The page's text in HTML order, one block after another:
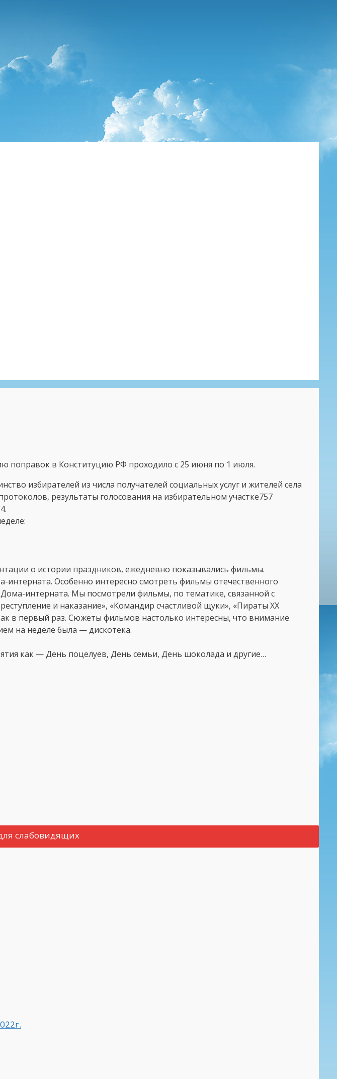
поправок в Конституцию РФ проходило с 25 июня по 1 июля.
избирателей из числа получателей социальных услуг и жителей села
результаты голосования на избирательном участке757
о истории праздников, ежедневно показывались фильмы.
Особенно интересно смотреть фильмы отечественного
интерната. Мы посмотрели фильмы, по тематике, связанной с
и наказание», «Командир счастливой щуки», «Пираты XX
в первый раз. Сюжеты фильмов настолько интересны, что внимание
на неделе была — дискотека.
как — День поцелуев, День семьи, День шоколада и другие…
слабовидящих